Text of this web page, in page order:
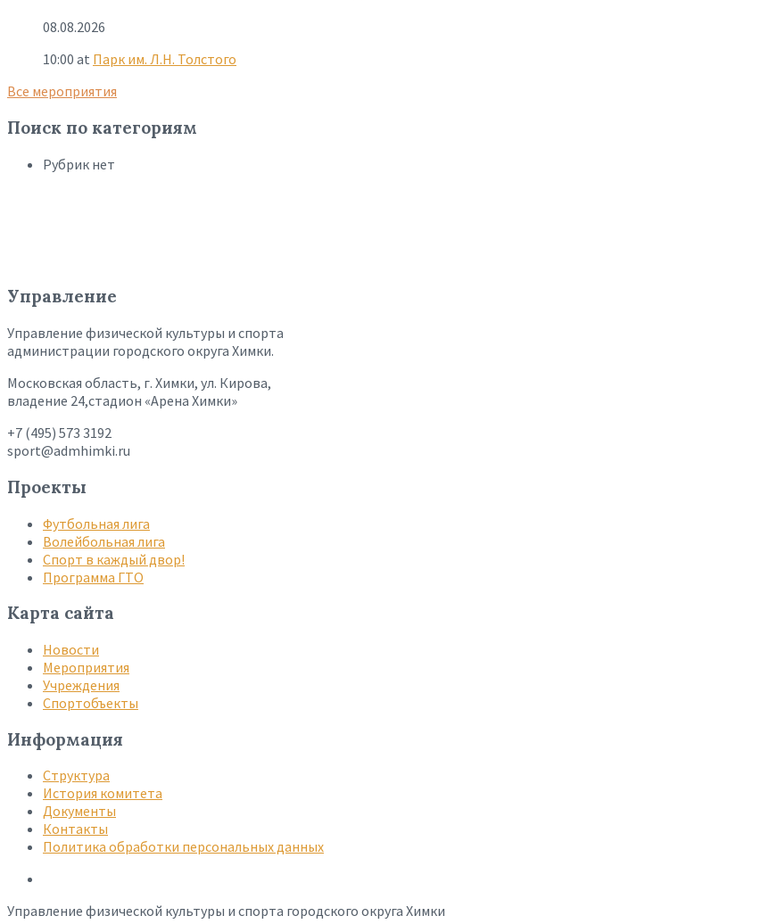
08.08.2026
10:00 at Парк им. Л.Н. Толстого
Все мероприятия
Поиск по категориям
Рубрик нет
Управление
Управление физической культуры и спорта
администрации городского округа Химки.
Московская область, г. Химки, ул. Кирова,
владение 24,стадион «Арена Химки»
+7 (495) 573 3192
sport@admhimki.ru
Проекты
Футбольная лига
Волейбольная лига
Спорт в каждый двор!
Программа ГТО
Карта сайта
Новости
Мероприятия
Учреждения
Спортобъекты
Информация
Структура
История комитета
Документы
Контакты
Политика обработки персональных данных
Управление физической культуры и спорта городского округа Химки